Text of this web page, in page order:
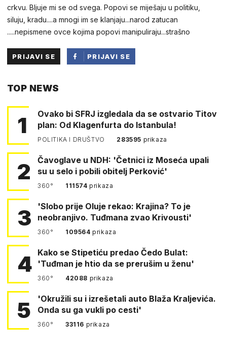
crkvu. Bljuje mi se od svega. Popovi se miješaju u politiku,
siluju, kradu....a mnogi im se klanjaju...narod zatucan
.....nepismene ovce kojima popovi manipuliraju...strašno
PRIJAVI SE
PRIJAVI SE
TOP NEWS
1
Ovako bi SFRJ izgledala da se ostvario Titov
plan: Od Klagenfurta do Istanbula!
POLITIKA I DRUŠTVO 283595 prikaza
2
Čavoglave u NDH: 'Četnici iz Moseća upali
su u selo i pobili obitelj Perković'
360° 111574prikaza
3
'Slobo prije Oluje rekao: Krajina? To je
neobranjivo. Tuđmana zvao Krivousti'
360° 109564prikaza
4 Kako se Stipetiću predao Čedo Bulat:
'Tuđman je htio da se prerušim u ženu'
360° 42088 prikaza
5
'Okružili su i izrešetali auto Blaža Kraljevića.
Onda su ga vukli po cesti'
360° 33116 prikaza